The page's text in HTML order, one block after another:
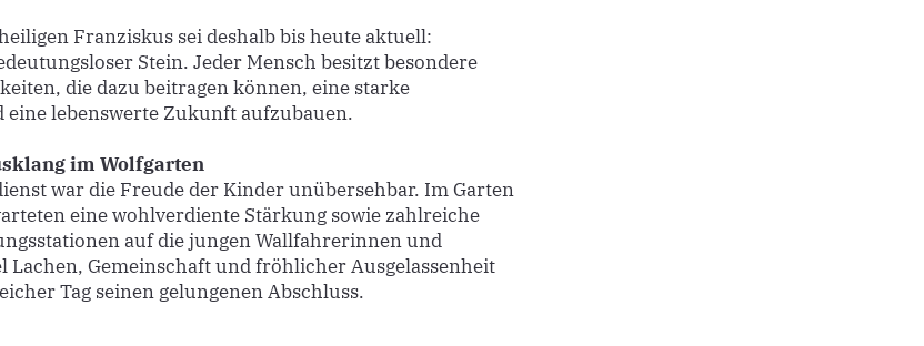
Franziskus sei deshalb bis heute aktuell:
Stein. Jeder Mensch besitzt besondere
die dazu beitragen können, eine starke
eine lebenswerte Zukunft aufzubauen.
im Wolfgarten
war die Freude der Kinder unübersehbar. Im Garten
eine wohlverdiente Stärkung sowie zahlreiche
auf die jungen Wallfahrerinnen und
Lachen, Gemeinschaft und fröhlicher Ausgelassenheit
Tag seinen gelungenen Abschluss.